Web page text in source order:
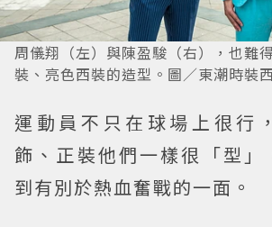
周儀翔（左）與陳盈駿（右），也難
裝、亮色西裝的造型。圖／東潮時裝
運動員不只在球場上很行
飾、正裝他們一樣很「型」
到有別於熱血奮戰的一面。